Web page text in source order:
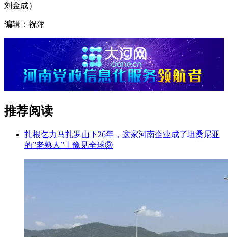
刘金成）
编辑：祝萍
推荐阅读
扎根乞力马扎罗山下26年，这家河南企业成了坦桑尼亚
的”老熟人”丨豫见全球⑨